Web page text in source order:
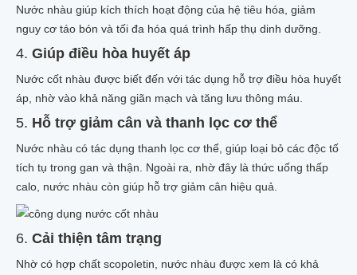
02 BÁNH XÀ BÔNG NHÀU
SỮA RỬA MẶT TRÁI NHÀU
SẢN PHẨM KHÁC TỪ NHÀU
CÂY NHÀU GIỐNG
Tin tức
Liên hệ
Nước nhàu giúp kích thích hoạt động của hệ tiêu hóa, giảm
nguy cơ táo bón và tối đa hóa quá trình hấp thụ dinh dưỡng.
4. Giúp điều hòa huyết áp
Nước cốt nhàu được biết đến với tác dụng hỗ trợ điều hòa huyết
áp, nhờ vào khả năng giãn mạch và tăng lưu thông máu.
5. Hỗ trợ giảm cân và thanh lọc cơ thể
Nước nhàu có tác dụng thanh lọc cơ thể, giúp loại bỏ các độc tố
tích tụ trong gan và thận. Ngoài ra, nhờ đây là thức uống thấp
calo, nước nhàu còn giúp hỗ trợ giảm cân hiệu quả.
6. Cải thiện tâm trạng
Nhờ có hợp chất scopoletin, nước nhàu được xem là có khả